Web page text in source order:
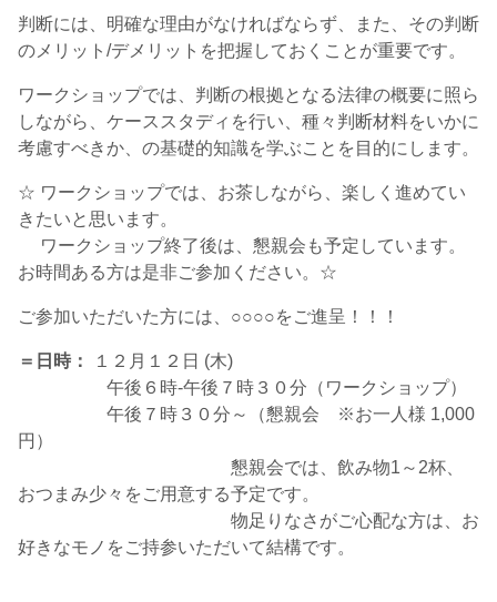
判断には、明確な理由がなければならず、また、その判断
のメリット/デメリットを把握しておくことが重要です。
ワークショップでは、判断の根拠となる法律の概要に照ら
しながら、ケーススタディを行い、種々判断材料をいかに
考慮すべきか、の基礎的知識を学ぶことを目的にします。
☆ ワークショップでは、お茶しながら、楽しく進めてい
きたいと思います。
ワークショップ終了後は、懇親会も予定しています。
お時間ある方は是非ご参加ください。☆
ご参加いただいた方には、○○○○をご進呈！！！
＝日時：
１２月１２日 (木)
午後６時-午後７時３０分（ワークショップ）
午後７時３０分～（懇親会 ※お一人様 1,000
円）
懇親会では、飲み物1～2杯、
おつまみ少々をご用意する予定です。
物足りなさがご心配な方は、お
好きなモノをご持参いただいて結構です。